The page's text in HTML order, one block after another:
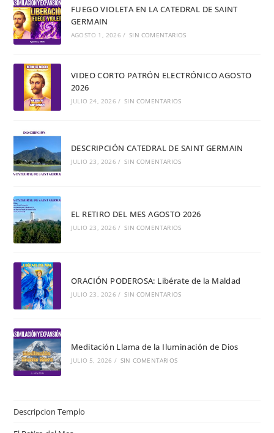
FUEGO VIOLETA EN LA CATEDRAL DE SAINT
GERMAIN
AGOSTO 1, 2026 / SIN COMENTARIOS
VIDEO CORTO PATRÓN ELECTRÓNICO AGOSTO
2026
JULIO 24, 2026 / SIN COMENTARIOS
DESCRIPCIÓN CATEDRAL DE SAINT GERMAIN
JULIO 23, 2026 / SIN COMENTARIOS
EL RETIRO DEL MES AGOSTO 2026
JULIO 23, 2026 / SIN COMENTARIOS
ORACIÓN PODEROSA: Libérate de la Maldad
JULIO 23, 2026 / SIN COMENTARIOS
Meditación Llama de la Iluminación de Dios
JULIO 5, 2026 / SIN COMENTARIOS
Descripcion Templo